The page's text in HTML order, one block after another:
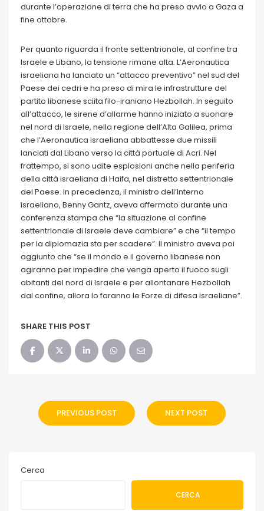
durante l’operazione di terra che ha preso avvio a Gaza a
fine ottobre.
Per quanto riguarda il fronte settentrionale, al confine tra
Israele e Libano, la tensione rimane alta. L’Aeronautica
israeliana ha lanciato un “attacco preventivo” nel sud del
Paese dei cedri e ha preso di mira le infrastrutture del
partito libanese sciita filo-iraniano Hezbollah. In seguito
all’attacco, le sirene d’allarme hanno iniziato a suonare
nel nord di Israele, nella regione dell’Alta Galilea, prima
che l’Aeronautica israeliana abbattesse due missili
lanciati dal Libano verso la città portuale di Acri. Nel
frattempo, si sono udite esplosioni anche nella periferia
della città israeliana di Haifa, nel distretto settentrionale
del Paese. In precedenza, il ministro dell’Interno
israeliano, Benny Gantz, aveva affermato durante una
conferenza stampa che “la situazione al confine
settentrionale di Israele deve cambiare” e che “il tempo
per la diplomazia sta per scadere”. Il ministro aveva poi
aggiunto che “se il mondo e il governo libanese non
agiranno per impedire che venga aperto il fuoco sugli
abitanti del nord di Israele e per allontanare Hezbollah
dal confine, allora lo faranno le Forze di difesa israeliane”.
SHARE THIS POST
PREVIOUS POST NEXT POST
Cerca
CERCA